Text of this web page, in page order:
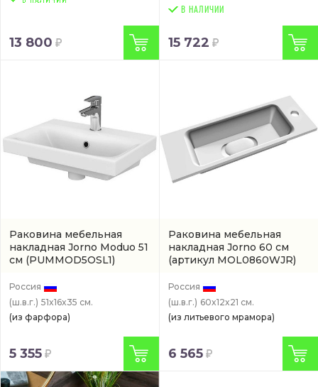
13 800
В НАЛИЧИИ
15 722
Раковина мебельная
накладная Jorno Moduo 51
см (PUMMOD5OSL1)
Россия
(ш.в.г.) 51x16x35 см.
(из фарфора)
5 355
Раковина мебельная
накладная Jorno 60 см
(артикул MOL0860WJR)
Россия
(ш.в.г.) 60x12x21 см.
(из литьевого мрамора)
6 565